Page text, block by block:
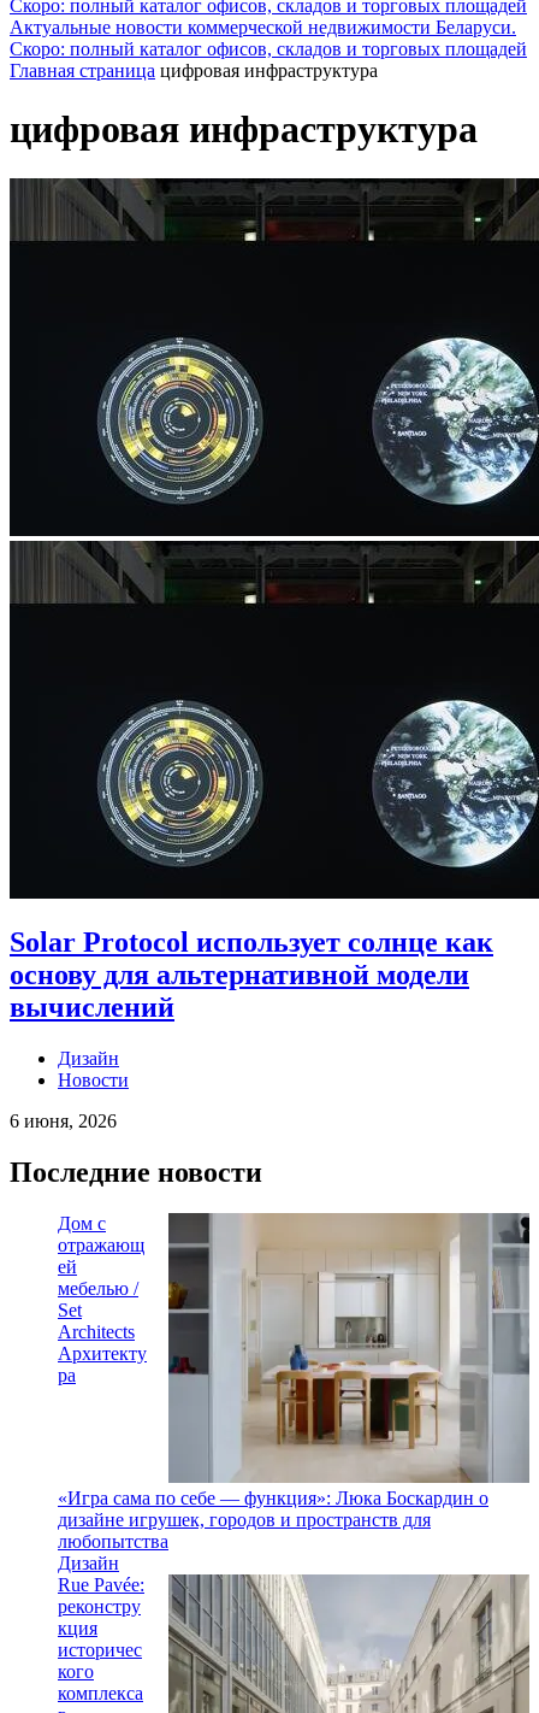
Скоро: полный каталог офисов, складов и торговых площадей
Актуальные новости коммерческой недвижимости Беларуси.
Скоро: полный каталог офисов, складов и торговых площадей
Главная страница цифровая инфраструктура
цифровая инфраструктура
Solar Protocol использует солнце как
основу для альтернативной модели
вычислений
Дизайн
Новости
6 июня, 2026
Последние новости
Дом с
отражающ
ей
мебелью /
Set
Architects
Архитекту
ра
«Игра сама по себе — функция»: Люка Боскардин о
дизайне игрушек, городов и пространств для
любопытства
Дизайн
Rue Pavée:
реконстру
кция
историчес
кого
комплекса